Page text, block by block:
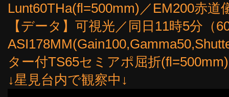
Lunt60THa(fl=500mm)／EM200赤道
【データ】可視光／同日11時5分（
ター付TS65セミアポ屈折
↓星見台内で観察中↓